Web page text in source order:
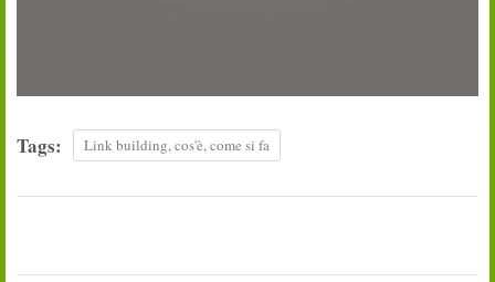
Tags: Link building, cos'è, come si fa